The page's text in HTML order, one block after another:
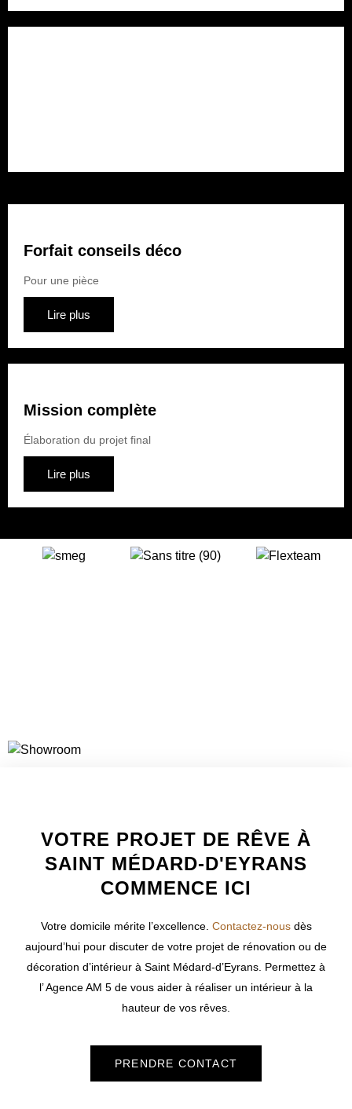
Forfait conseils déco
Pour une pièce
Lire plus
Mission complète
Élaboration du projet final
Lire plus
VOTRE PROJET DE RÊVE À
SAINT MÉDARD-D'EYRANS
COMMENCE ICI
Votre domicile mérite l’excellence. Contactez-nousdès
aujourd’hui pour discuter de votre projet de rénovation ou de
décoration d’intérieur à Saint Médard-d’Eyrans. Permettez à
l’ Agence AM 5 de vous aider à réaliser un intérieur à la
hauteur de vos rêves.
PRENDRE CONTACT